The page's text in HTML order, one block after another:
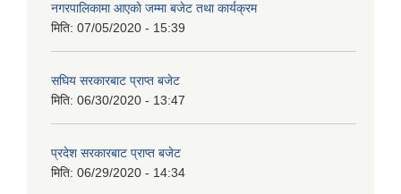
नगरपालिकामा आएकाे जम्मा बजेट तथा कार्यक्रम
मिति: 07/05/2020 - 15:39
सघिय सरकारबाट प्राप्त बजेट
मिति: 06/30/2020 - 13:47
प्रदेश सरकारबाट प्राप्त बजेट
मिति: 06/29/2020 - 14:34